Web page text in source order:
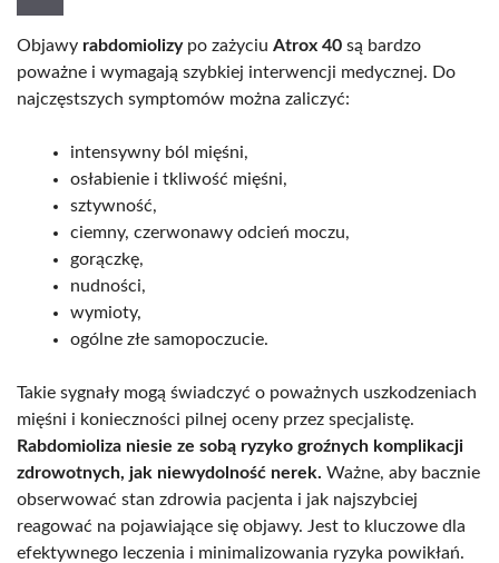
Objawy rabdomiolizypo zażyciu Atrox 40 są bardzo
poważne i wymagają szybkiej interwencji medycznej. Do
najczęstszych symptomów można zaliczyć:
intensywny ból mięśni,
osłabienie i tkliwość mięśni,
sztywność,
ciemny, czerwonawy odcień moczu,
gorączkę,
nudności,
wymioty,
ogólne złe samopoczucie.
Takie sygnały mogą świadczyć o poważnych uszkodzeniach
mięśni i konieczności pilnej oceny przez specjalistę.
Rabdomioliza niesie ze sobą ryzyko groźnych komplikacji
zdrowotnych, jak niewydolność nerek. Ważne, aby bacznie
obserwować stan zdrowia pacjenta i jak najszybciej
reagować na pojawiające się objawy. Jest to kluczowe dla
efektywnego leczenia i minimalizowania ryzyka powikłań.